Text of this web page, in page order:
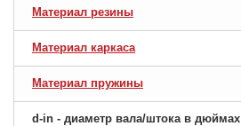
Материал резины
Материал каркаса
Материал пружины
d-in - диаметр вала/штока в дюймах